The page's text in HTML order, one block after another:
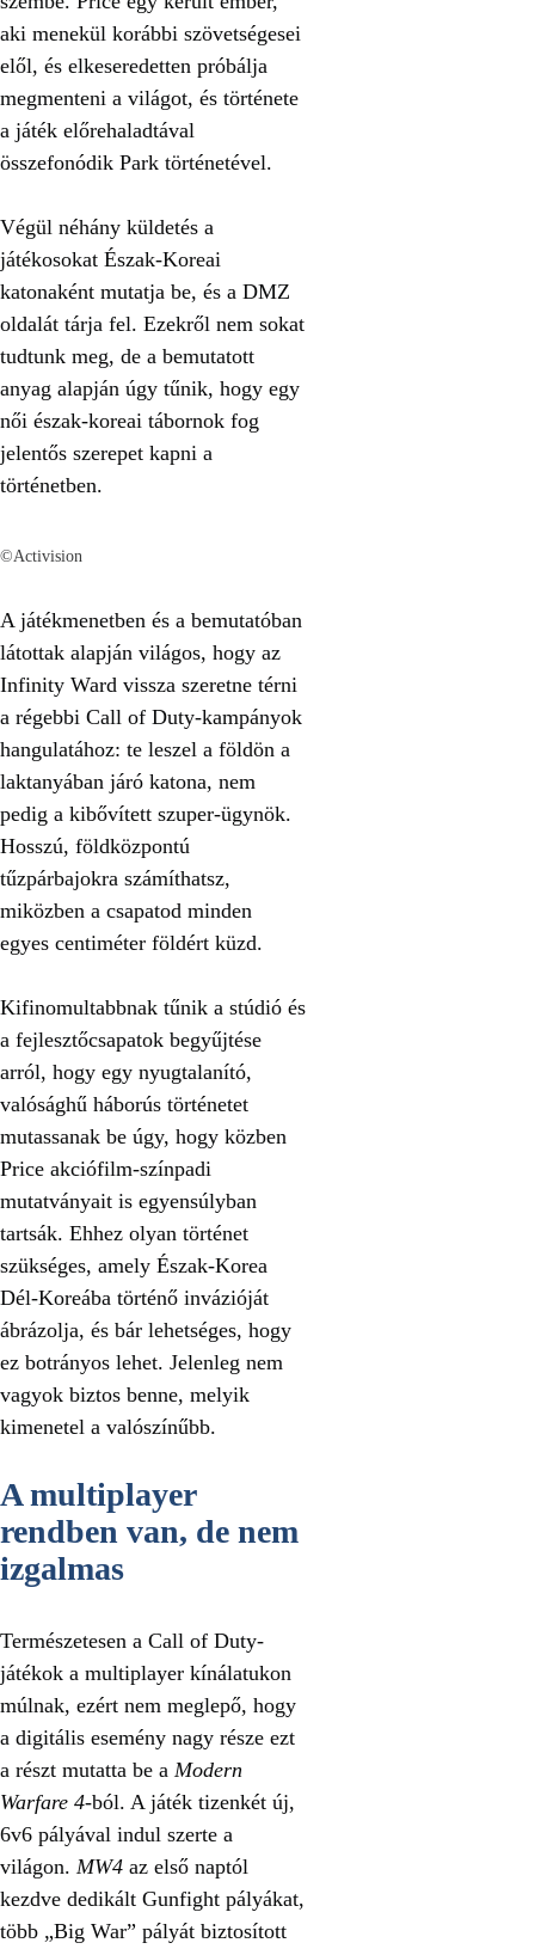
aki menekül korábbi szövetségesei
elől, és elkeseredetten próbálja
megmenteni a világot, és története
a játék előrehaladtával
összefonódik Park történetével.
Végül néhány küldetés a
játékosokat Észak-Koreai
katonaként mutatja be, és a DMZ
oldalát tárja fel. Ezekről nem sokat
tudtunk meg, de a bemutatott
anyag alapján úgy tűnik, hogy egy
női észak-koreai tábornok fog
jelentős szerepet kapni a
történetben.
©Activision
A játékmenetben és a bemutatóban
látottak alapján világos, hogy az
Infinity Ward vissza szeretne térni
a régebbi Call of Duty-kampányok
hangulatához: te leszel a földön a
laktanyában járó katona, nem
pedig a kibővített szuper-ügynök.
Hosszú, földközpontú
tűzpárbajokra számíthatsz,
miközben a csapatod minden
egyes centiméter földért küzd.
Kifinomultabbnak tűnik a stúdió és
a fejlesztőcsapatok begyűjtése
arról, hogy egy nyugtalanító,
valósághű háborús történetet
mutassanak be úgy, hogy közben
Price akciófilm-színpadi
mutatványait is egyensúlyban
tartsák. Ehhez olyan történet
szükséges, amely Észak-Korea
Dél-Koreába történő invázióját
ábrázolja, és bár lehetséges, hogy
ez botrányos lehet. Jelenleg nem
vagyok biztos benne, melyik
kimenetel a valószínűbb.
A multiplayer
rendben van, de nem
izgalmas
Természetesen a Call of Duty-
játékok a multiplayer kínálatukon
múlnak, ezért nem meglepő, hogy
a digitális esemény nagy része ezt
a részt mutatta be a Modern
Warfare 4-ból. A játék tizenkét új,
6v6 pályával indul szerte a
világon. MW4 az első naptól
kezdve dedikált Gunfight pályákat,
több „Big War” pályát biztosított